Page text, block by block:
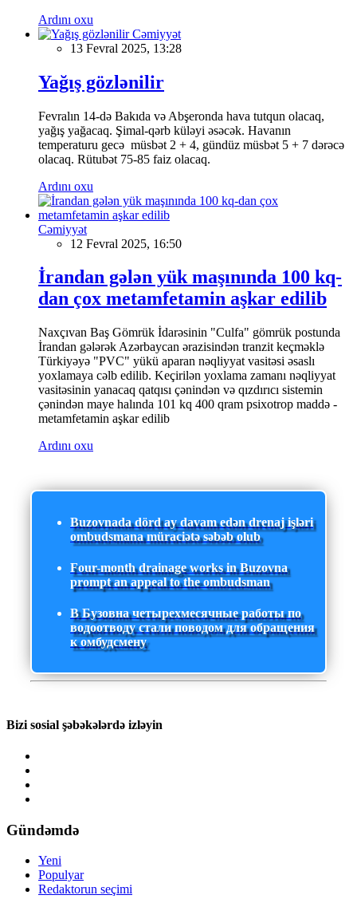
Ardını oxu
Cəmiyyət
13 Fevral 2025, 13:28
Yağış gözlənilir
Fevralın 14-də Bakıda və Abşeronda hava tutqun olacaq,
yağış yağacaq. Şimal-qərb küləyi əsəcək. Havanın
temperaturu gecə müsbət 2 + 4, gündüz müsbət 5 + 7 dərəcə
olacaq. Rütubət 75-85 faiz olacaq.
Ardını oxu
Cəmiyyət
12 Fevral 2025, 16:50
İrandan gələn yük maşınında 100 kq-
dan çox metamfetamin aşkar edilib
Naxçıvan Baş Gömrük İdarəsinin "Culfa" gömrük postunda
İrandan gələrək Azərbaycan ərazisindən tranzit keçməklə
Türkiyəyə "PVC" yükü aparan nəqliyyat vasitəsi əsaslı
yoxlamaya cəlb edilib. Keçirilən yoxlama zamanı nəqliyyat
vasitəsinin yanacaq qatqısı çənindən və qızdırıcı sistemin
çənindən maye halında 101 kq 400 qram psixotrop maddə -
metamfetamin aşkar edilib
Ardını oxu
Buzovnada dörd ay davam edən drenaj işləri
ombudsmana müraciətə səbəb olub
Four-month drainage works in Buzovna
prompt an appeal to the ombudsman
В Бузовна четырехмесячные работы по
водоотводу стали поводом для обращения
к омбудсмену
Bizi sosial şəbəkələrdə izləyin
Gündəmdə
Yeni
Populyar
Redaktorun seçimi